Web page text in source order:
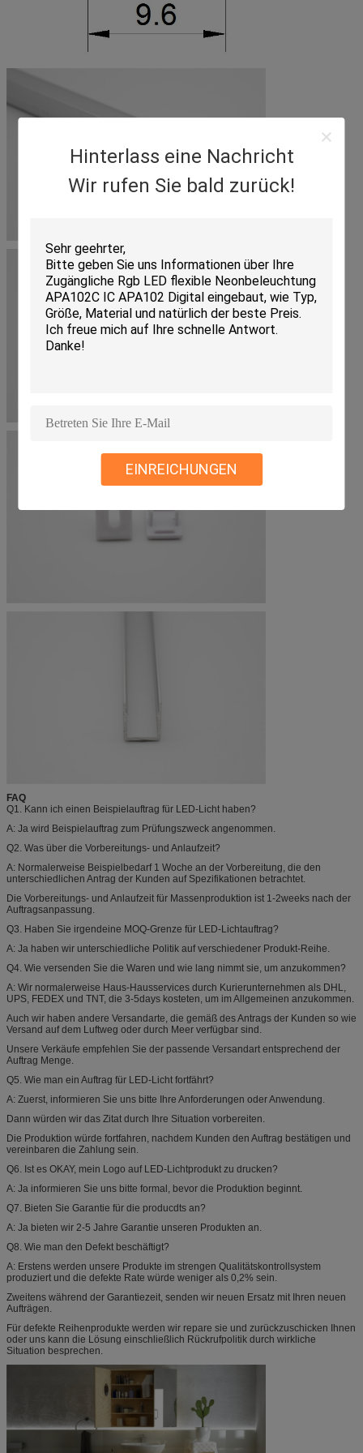
Hinterlass eine Nachricht
Wir rufen Sie bald zurück!
EINREICHUNGEN
FAQ
Q1. Kann ich einen Beispielauftrag für LED-Licht haben?
A: Ja wird Beispielauftrag zum Prüfungszweck angenommen.
Q2. Was über die Vorbereitungs- und Anlaufzeit?
A: Normalerweise Beispielbedarf 1 Woche an der Vorbereitung, die den
unterschiedlichen Antrag der Kunden auf Spezifikationen betrachtet.
Die Vorbereitungs- und Anlaufzeit für Massenproduktion ist 1-2weeks nach der
Auftragsanpassung.
Q3. Haben Sie irgendeine MOQ-Grenze für LED-Lichtauftrag?
A: Ja haben wir unterschiedliche Politik auf verschiedener Produkt-Reihe.
Q4. Wie versenden Sie die Waren und wie lang nimmt sie, um anzukommen?
A: Wir normalerweise Haus-Hausservices durch Kurierunternehmen als DHL,
UPS, FEDEX und TNT, die 3-5days kosteten, um im Allgemeinen anzukommen.
Auch wir haben andere Versandarte, die gemäß des Antrags der Kunden so wie
Versand auf dem Luftweg oder durch Meer verfügbar sind.
Unsere Verkäufe empfehlen Sie der passende Versandart entsprechend der
Auftrag Menge.
Q5. Wie man ein Auftrag für LED-Licht fortfährt?
A: Zuerst, informieren Sie uns bitte Ihre Anforderungen oder Anwendung.
Dann würden wir das Zitat durch Ihre Situation vorbereiten.
Die Produktion würde fortfahren, nachdem Kunden den Auftrag bestätigen und
vereinbaren die Zahlung sein.
Q6. Ist es OKAY, mein Logo auf LED-Lichtprodukt zu drucken?
A: Ja informieren Sie uns bitte formal, bevor die Produktion beginnt.
Q7. Bieten Sie Garantie für die producdts an?
A: Ja bieten wir 2-5 Jahre Garantie unseren Produkten an.
Q8. Wie man den Defekt beschäftigt?
A: Erstens werden unsere Produkte im strengen Qualitätskontrollsystem
produziert und die defekte Rate würde weniger als 0,2% sein.
Zweitens während der Garantiezeit, senden wir neuen Ersatz mit Ihren neuen
Aufträgen.
Für defekte Reihenprodukte werden wir repare sie und zurückzuschicken Ihnen
oder uns kann die Lösung einschließlich Rückrufpolitik durch wirkliche
Situation besprechen.